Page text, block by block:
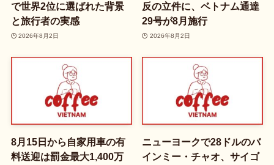
で世界2位に選ばれた背景
と旅行者の実感
2026年8月2日
反の立件に、ベトナム通達
29号が8月施行
2026年8月2日
8月15日から自家用車の有
料送迎は罰金最大1,400万
ニューヨークで28ドルのバ
インミー・チャオ、サイゴ